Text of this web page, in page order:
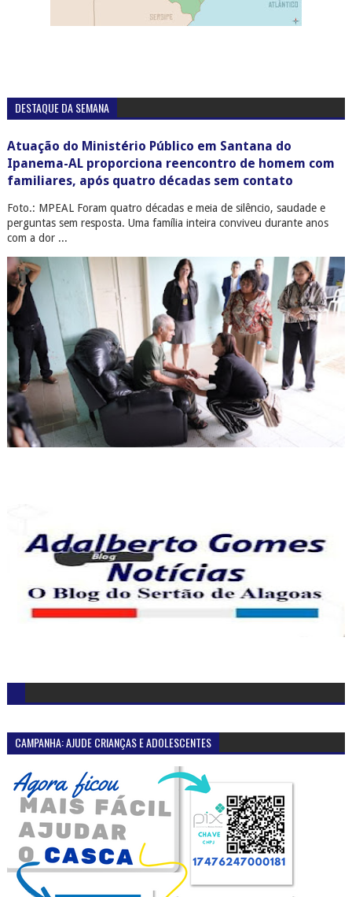
DESTAQUE DA SEMANA
Atuação do Ministério Público em Santana do
Ipanema-AL proporciona reencontro de homem com
familiares, após quatro décadas sem contato
Foto.: MPEAL Foram quatro décadas e meia de silêncio, saudade e
perguntas sem resposta. Uma família inteira conviveu durante anos
com a dor ...
CAMPANHA: AJUDE CRIANÇAS E ADOLESCENTES